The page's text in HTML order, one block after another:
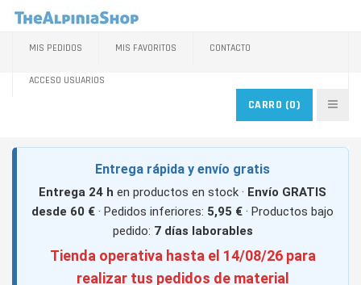
MIS PEDIDOS MIS FAVORITOS CONTACTO
ACCESO USUARIOS
CARRO (0)
Entrega rápida y envío gratis
Entrega 24 h en productos en stock · Envío GRATIS
desde 60 € · Pedidos inferiores: 5,95 € · Productos bajo
pedido: 7 días laborables
Tienda operativa hasta el 14/08/26 para
realizar tus pedidos de material